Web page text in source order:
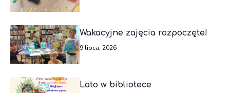
Wakacyjne zajęcia rozpoczęte!
9 lipca, 2026
Lato w bibliotece